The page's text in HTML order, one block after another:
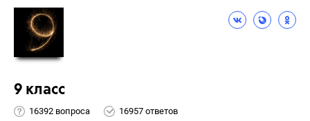
9 класс
16392 вопроса 16957 ответов